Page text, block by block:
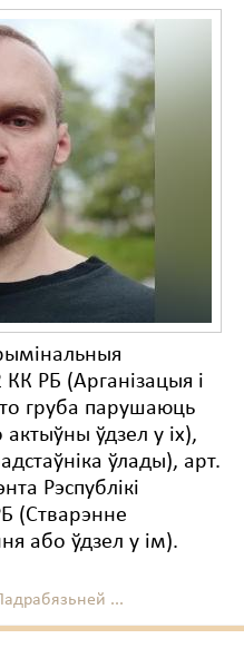
КК РБ (Арганізацыя і
груба парушаюць
ўдзел у іх),
ўлады), арт.
Рэспублікі
(Стварэнне
або ўдзел у ім).
...